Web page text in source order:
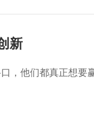
新
，他们都真正想要